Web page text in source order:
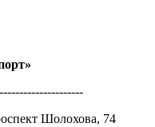
Шолохова, 74